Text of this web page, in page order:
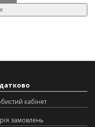
кабінет
замовлень